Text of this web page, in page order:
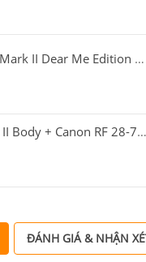
Máy ảnh Sony ZV-1 Mark II Dear Me Edition Trắng
Canon EOS R5 Mark II Body + Canon RF 28-70mm F2.8 IS STM
ĐÁNH GIÁ & NHẬN